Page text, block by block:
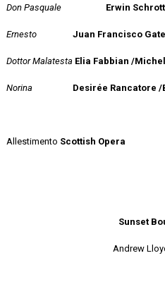
Don Pasquale Erwin
Ernesto Juan Francisco Gatell/
Dottor Malatesta Elia Fabbian /
Norina Desirée Rancatore
Allestimento Scottish Opera
Sunset
Andrew